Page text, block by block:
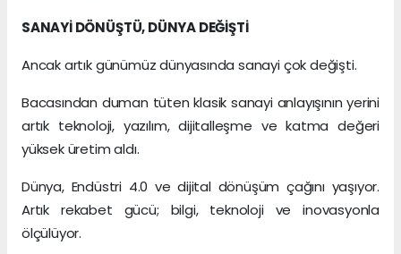
SANAYİ DÖNÜŞTÜ, DÜNYA DEĞİŞTİ
Ancak artık günümüz dünyasında sanayi çok değişti.
Bacasından duman tüten klasik sanayi anlayışının yerini
artık teknoloji, yazılım, dijitalleşme ve katma değeri
yüksek üretim aldı.
Dünya, Endüstri 4.0 ve dijital dönüşüm çağını yaşıyor.
Artık rekabet gücü; bilgi, teknoloji ve inovasyonla
ölçülüyor.